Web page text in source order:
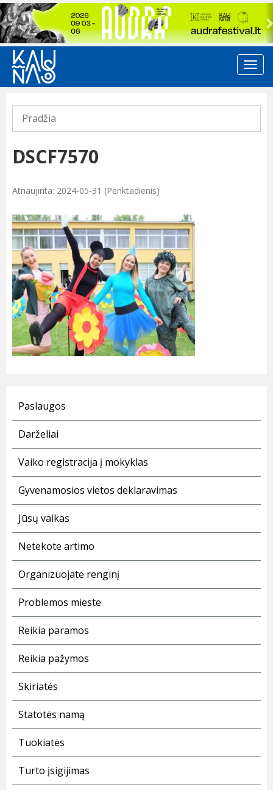
Previous
Pradžia
DSCF7570
Atnaujinta: 2024-05-31 (Penktadienis)
Paslaugos
Darželiai
Vaiko registracija į mokyklas
Gyvenamosios vietos deklaravimas
Jūsų vaikas
Netekote artimo
Organizuojate renginį
Problemos mieste
Reikia paramos
Reikia pažymos
Skiriatės
Statotės namą
Tuokiatės
Turto įsigijimas